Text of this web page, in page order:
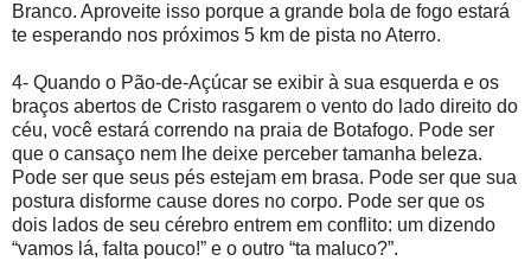
Branco. Aproveite isso porque a grande bola de fogo estará
te esperando nos próximos 5 km de pista no Aterro.
4- Quando o Pão-de-Açúcar se exibir à sua esquerda e os
braços abertos de Cristo rasgarem o vento do lado direito do
céu, você estará correndo na praia de Botafogo. Pode ser
que o cansaço nem lhe deixe perceber tamanha beleza.
Pode ser que seus pés estejam em brasa. Pode ser que sua
postura disforme cause dores no corpo. Pode ser que os
dois lados de seu cérebro entrem em conflito: um dizendo
“vamos lá, falta pouco!” e o outro “ta maluco?”.